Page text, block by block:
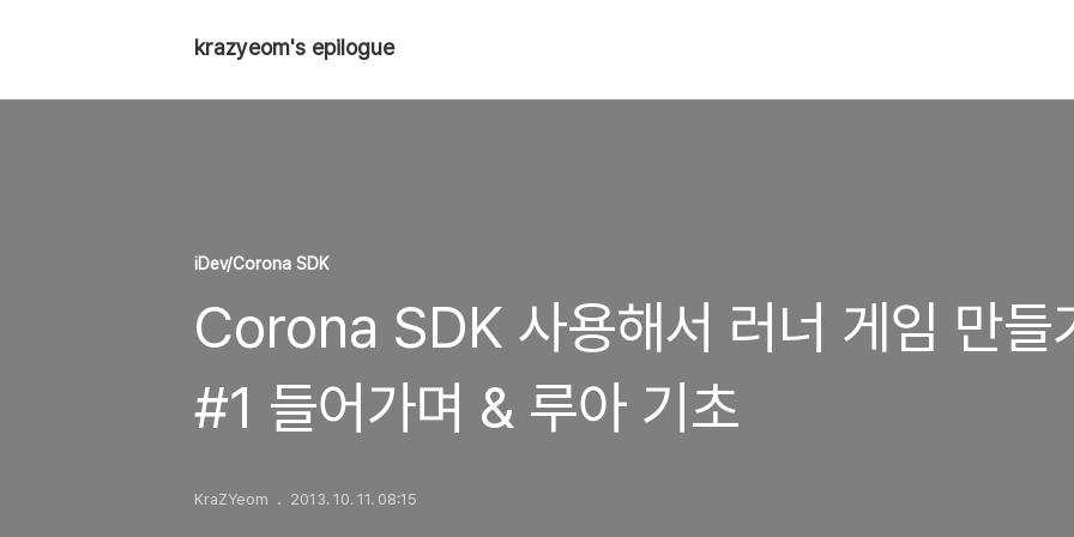
krazyeom's epilogue
iDev/Corona SDK
Corona SDK 사용해서 러너 게임 만들
#1 들어가며 & 루아 기초
KraZYeom 2013. 10. 11. 08:15